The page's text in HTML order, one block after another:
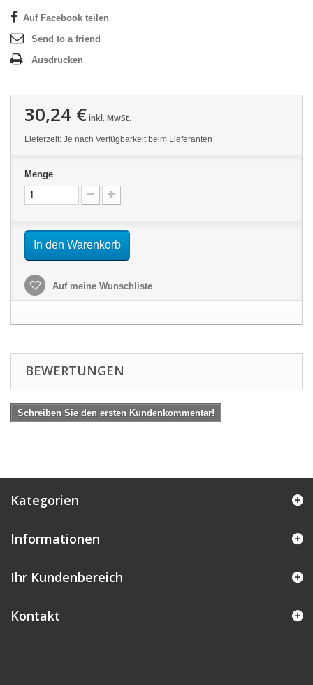
Auf Facebook teilen
Send to a friend
Ausdrucken
30,24 €inkl. MwSt.
Lieferzeit: Je nach Verfügbarkeit beim Lieferanten
Menge
In den Warenkorb
Auf meine Wunschliste
BEWERTUNGEN
Schreiben Sie den ersten Kundenkommentar!
Kategorien
Informationen
Ihr Kundenbereich
Kontakt